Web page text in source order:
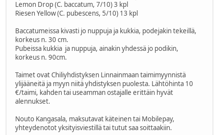
Lemon Drop (C. baccatum, 7/10) 3 kpl
Riesen Yellow (C. pubescens, 5/10) 13 kpl
Baccatumeissa kivasti jo nuppuja ja kukkia, podejakin tekeillä,
korkeus n. 30 cm.
Pubeissa kukkia ja nuppuja, ainakin yhdessä jo podikin,
korkeus n. 90cm.
Taimet ovat Chiliyhdistyksen Linnainmaan taimimyynnistä
ylijääneitä ja myyn niitä yhdistyksen puolesta. Lähtöhinta 10
€/taimi, kahden tai useamman ostajalle erittäin hyvät
alennukset.
Nouto Kangasala, maksutavat käteinen tai Mobilepay,
yhteydenotot yksityisviestillä tai tutut saa soittaakiin.